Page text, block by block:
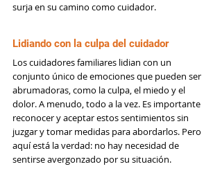
surja en su camino como cuidador.
Lidiando con la culpa del cuidador
Los cuidadores familiares lidian con un
conjunto único de emociones que pueden ser
abrumadoras, como la culpa, el miedo y el
dolor. A menudo, todo a la vez. Es importante
reconocer y aceptar estos sentimientos sin
juzgar y tomar medidas para abordarlos. Pero
aquí está la verdad: no hay necesidad de
sentirse avergonzado por su situación.